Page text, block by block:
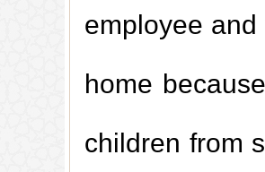
employee
home
children from